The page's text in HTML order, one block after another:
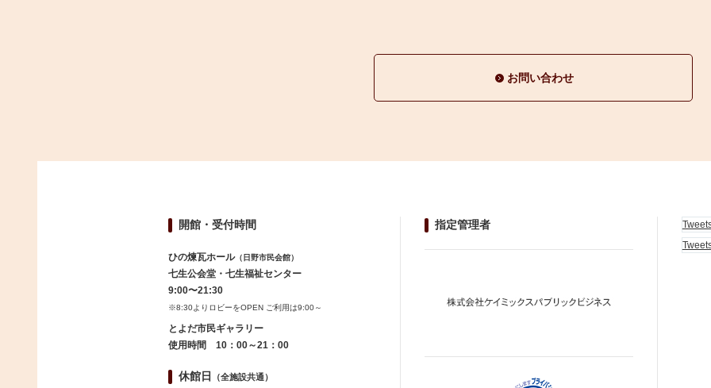
お問い合わせ
開館・受付時間
ひの煉瓦ホール（日野市民会館）
七生公会堂・七生福祉センター
9:00〜21:30
※8:30よりロビーをOPEN ご利用は9:00～
とよだ市民ギャラリー
使用時間 10：00～21：00
休館日 （全施設共通）
指定管理者